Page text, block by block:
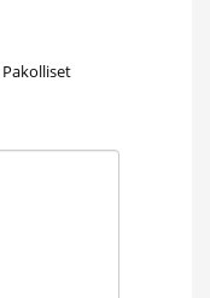
Pakolliset